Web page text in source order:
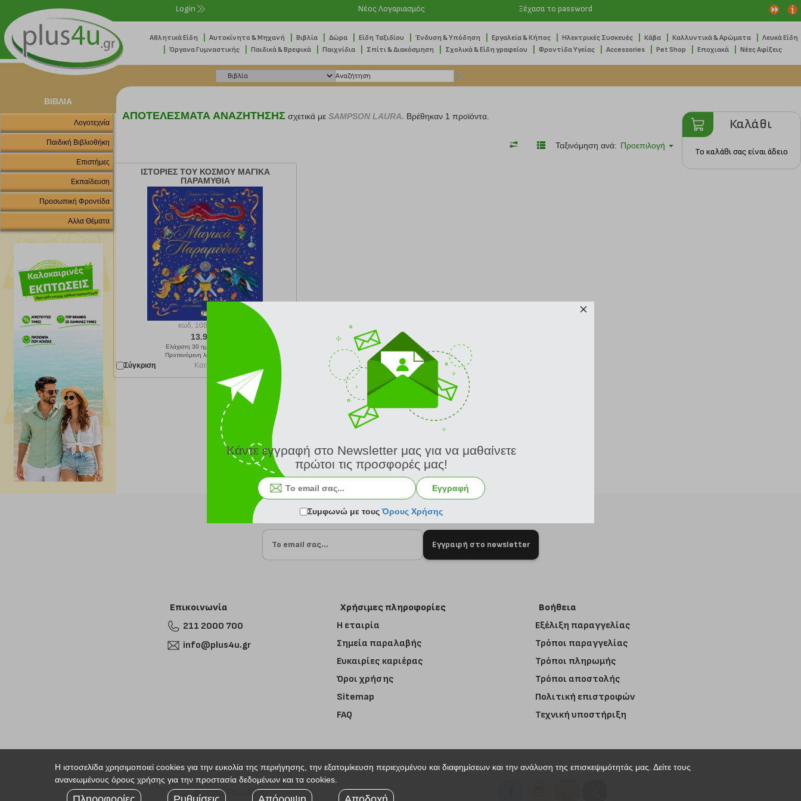
Login Νέος Λογαριασμός Ξέχασα το password
Αθλητικά Είδη Αυτοκίνητο & Μηχανή Βιβλία Δώρα Είδη Ταξιδίου Ένδυση & Υπόδηση Εργαλεία & Κήπος Ηλεκτρικές Συσκευές Κάβα Καλλυντικά & Αρώματα Λευκά Είδη
Όργανα Γυμναστικής Παιδικά & Βρεφικά Παιχνίδια Σπίτι & Διακόσμηση Σχολικά & Είδη γραφείου Φροντίδα Υγείας Accessories Pet Shop Εποχιακά Νέες Αφίξεις
ΒΙΒΛΙΑ
Λογοτεχνία
Παιδική Βιβλιοθήκη
Επιστήμες
Εκπαίδευση
Προσωπική Φροντίδα
Αλλα Θέματα
ΑΠΟΤΕΛΕΣΜΑΤΑ ΑΝΑΖΗΤΗΣΗΣ σχετικά με SAMPSON LAURA. Βρέθηκαν 1 προϊόντα.
Ταξινόμηση ανά: Προεπιλογή
ΙΣΤΟΡΙΕΣ ΤΟΥ ΚΟΣΜΟΥ ΜΑΓΙΚΑ
ΠΑΡΑΜΥΘΙΑ
κωδ. 108205626
13.95 €
Ελάχιστη 30 ημερών 15.50 €
Προτεινόμενη λιανική 15.50 €
Σύγκριση Κατόπιν παραγγελίας από 24/8
Καλάθι
Το καλάθι σας είναι άδειο
Εγγραφή στο newsletter
Επικοινωνία
211 2000 700
info@plus4u.gr
Χρήσιμες πληροφορίες
Η εταιρία
Σημεία παραλαβής
Ευκαιρίες καριέρας
Όροι χρήσης
Sitemap
FAQ
Βοήθεια
Εξέλιξη παραγγελίας
Τρόποι παραγγελίας
Τρόποι πληρωμής
Τρόποι αποστολής
Πολιτική επιστροφών
Τεχνική υποστήριξη
©2026 Plus4u.gr
Κάντε εγγραφή στο Newsletter μας για να μαθαίνετε
πρώτοι τις προσφορές μας!
Εγγραφή
Συμφωνώ με τουςΌρους Χρήσης
Η ιστοσελίδα χρησιμοποιεί cookies για την ευκολία της περιήγησης, την εξατομίκευση περιεχομένου και διαφημίσεων και την ανάλυση της επισκεψιμότητάς μας. Δείτε τους
ανανεωμένους όρους χρήσης για την προστασία δεδομένων και τα cookies.